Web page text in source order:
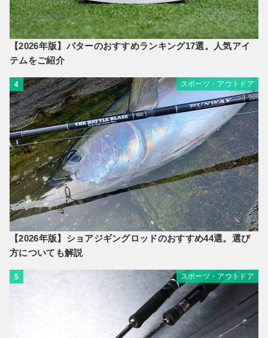
【2026年版】パターのおすすめランキング17選。人気アイ
テムをご紹介
4 スポーツ・アウトドア
【2026年版】ショアジギングロッドのおすすめ44選。選び
方についても解説
5 スポーツ・アウトドア